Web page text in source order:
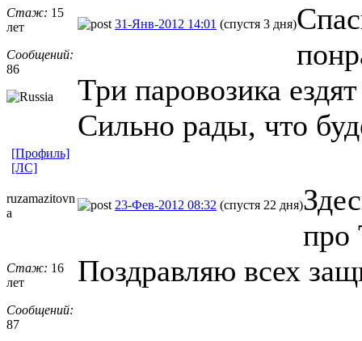
Стаж: 15
лет
Сообщений:
86
31-Янв-2012 14:01 (спустя 3 дня)
Три паровозика
Сильно рады, что
[Профиль]
[ЛС]
ruzamazitovn
a
Стаж: 16
лет
Сообщений:
87
23-Фев-2012 08:32 (спустя 22 дня)
про
Поздравляю всех